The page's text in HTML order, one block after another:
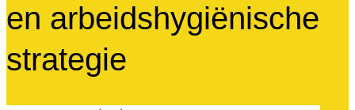
en arbeidshygiënische
strategie